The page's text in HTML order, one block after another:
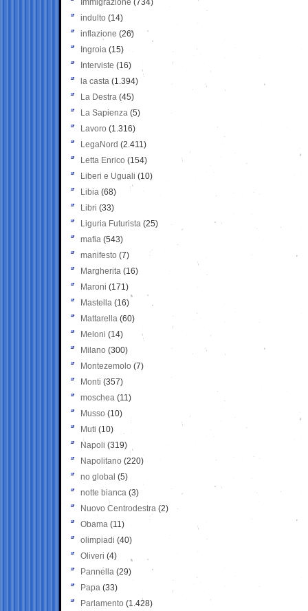
Immigrazione (734)
indulto (14)
inflazione (26)
Ingroia (15)
Interviste (16)
la casta (1.394)
La Destra (45)
La Sapienza (5)
Lavoro (1.316)
LegaNord (2.411)
Letta Enrico (154)
Liberi e Uguali (10)
Libia (68)
Libri (33)
Liguria Futurista (25)
mafia (543)
manifesto (7)
Margherita (16)
Maroni (171)
Mastella (16)
Mattarella (60)
Meloni (14)
Milano (300)
Montezemolo (7)
Monti (357)
moschea (11)
Musso (10)
Muti (10)
Napoli (319)
Napolitano (220)
no global (5)
notte bianca (3)
Nuovo Centrodestra (2)
Obama (11)
olimpiadi (40)
Oliveri (4)
Pannella (29)
Papa (33)
Parlamento (1.428)